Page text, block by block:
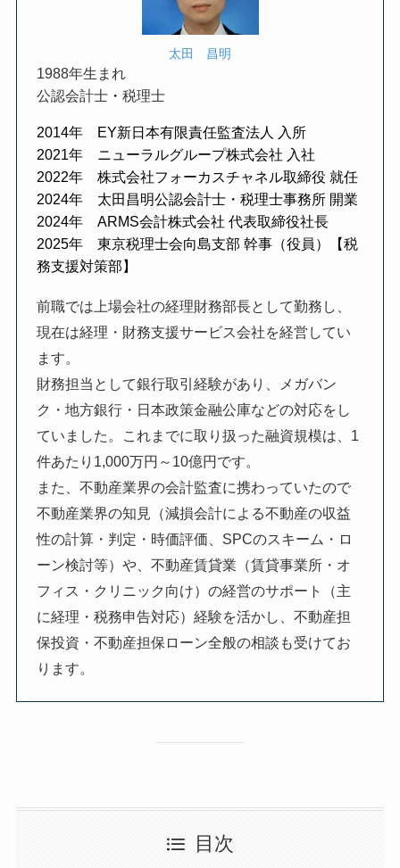
太田 昌明
1988年生まれ
公認会計士 ・税理士
2014年 EY新日本有限責任監査法人 入所
2021年 ニューラルグループ株式会社 入社
2022年 株式会社フォーカスチャネル取締役 就任
2024年 太田昌明公認会計士・税理士事務所 開業
2024年 ARMS会計株式会社 代表取締役社長
2025年 東京税理士会向島支部 幹事（役員）【税
務支援対策部】
前職では上場会社の経理財務部長として勤務し、
現在は経理・財務支援サービス会社を経営してい
ます。
財務担当として銀行取引経験があり、メガバン
ク・地方銀行・日本政策金融公庫などの対応をし
ていました。これまでに取り扱った融資規模は、1
件あたり1,000万円～10億円です。
また、不動産業界の会計監査に携わっていたので
不動産業界の知見（減損会計による不動産の収益
性の計算・判定・時価評価、SPCのスキーム・ロ
ーン検討等）や、不動産賃貸業（賃貸事業所・オ
フィス・クリニック向け）の経営のサポート（主
に経理・税務申告対応）経験を活かし、不動産担
保投資・不動産担保ローン全般の相談も受けてお
ります。
目次